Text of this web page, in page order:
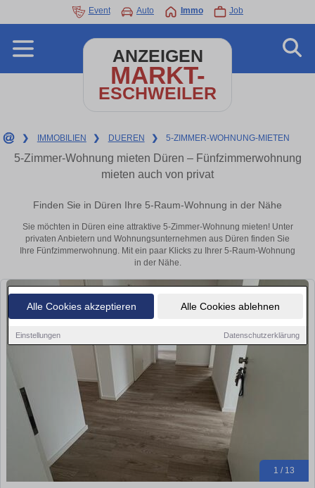
Alle Cookies akzeptieren Alle Cookies ablehnen
Einstellungen Datenschutzerklärung
Event Auto Immo Job
ANZEIGEN
MARKT-
ESCHWEILER
❯ IMMOBILIEN ❯ DUEREN ❯ 5-ZIMMER-WOHNUNG-MIETEN
5-Zimmer-Wohnung mieten Düren – Fünfzimmerwohnung
mieten auch von privat
Finden Sie in Düren Ihre 5-Raum-Wohnung in der Nähe
Sie möchten in Düren eine attraktive 5-Zimmer-Wohnung mieten! Unter
privaten Anbietern und Wohnungsunternehmen aus Düren finden Sie
Ihre Fünfzimmerwohnung. Mit ein paar Klicks zu Ihrer 5-Raum-Wohnung
in der Nähe.
1 / 13